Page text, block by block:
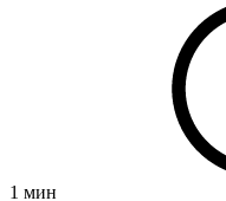
1 мин